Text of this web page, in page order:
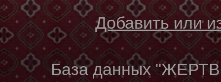
Добавить или
База данных